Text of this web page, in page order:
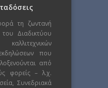
τη ζωντανή
Διαδικτύου
που
από
φορείς – λ.χ.
Συνεδριακά